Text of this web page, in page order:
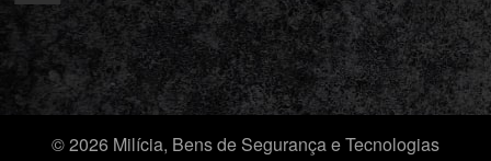
© 2026 Milícia, Bens de Segurança e Tecnologias